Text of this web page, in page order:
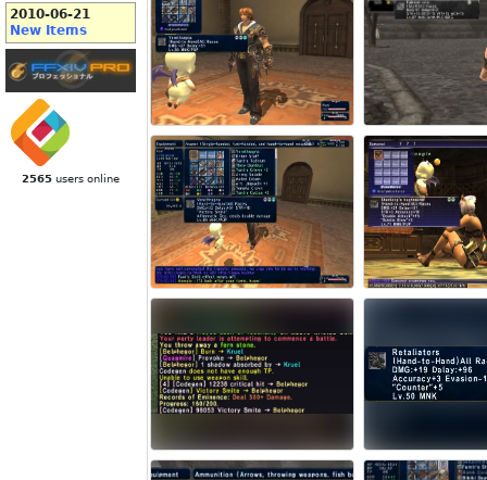
2010-06-21
New Items
2565 users online